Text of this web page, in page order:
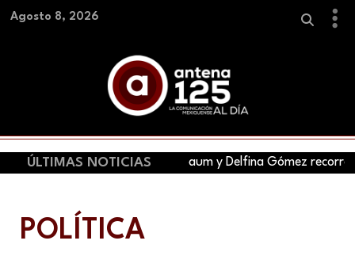
Agosto 8, 2026
ÚLTIMAS NOTICIASClaudia Sheinbaum y Delfina Gómez recorren
POLÍTICA